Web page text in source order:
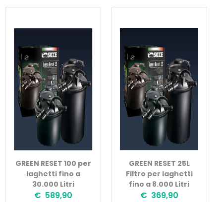
GREEN RESET 100 per
laghetti fino a
30.000 Litri
€ 589,90
GREEN RESET 25L
Filtro per laghetti
fino a 8.000 Litri
€ 369,90